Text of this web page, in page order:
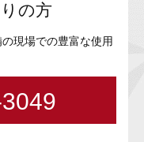
の方
現場での豊富な使用